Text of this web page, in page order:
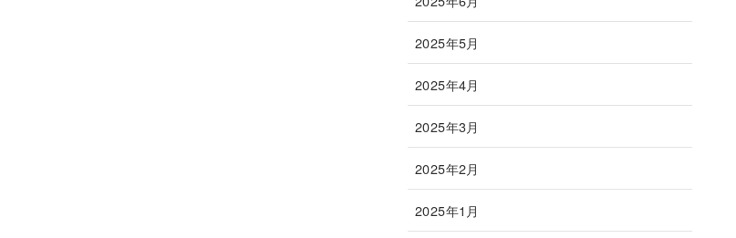
2025年5月
2025年4月
2025年3月
2025年2月
2025年1月